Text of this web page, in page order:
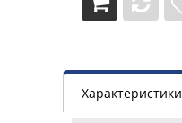
Характеристики